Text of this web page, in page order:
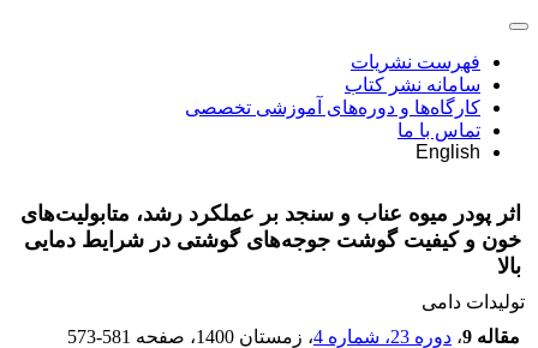
فهرست نشریات
سامانه نشر کتاب
کارگاه‌ها و دوره‌های آموزشی تخصصی
تماس با ما
English
اثر پودر میوه عناب و سنجد بر عملکرد رشد، متابولیت‌های
خون و کیفیت گوشت جوجه‌های گوشتی در شرایط دمایی
بالا
تولیدات دامی
مقاله 9
، دوره 23، شماره 4 ، زمستان 1400 ، صفحه 573-581